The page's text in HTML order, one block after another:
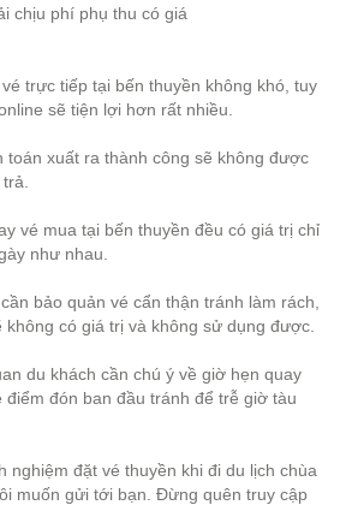
chịu phí phụ thu có giá
trực tiếp tại bến thuyền không khó, tuy
sẽ tiện lợi hơn rất nhiều.
toán xuất ra thành công sẽ không được
vé mua tại bến thuyền đều có giá trị chỉ
như nhau.
bảo quản vé cẩn thận tránh làm rách,
có giá trị và không sử dụng được.
du khách cần chú ý về giờ hẹn quay
điểm đón ban đầu tránh để trễ giờ tàu
nghiệm đặt vé thuyền khi đi du lịch chùa
muốn gửi tới bạn. Đừng quên truy cập